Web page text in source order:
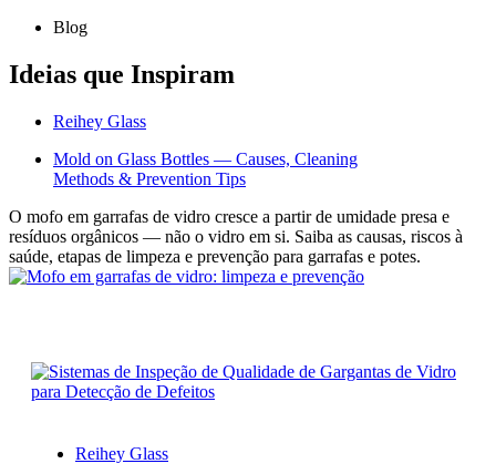
Blog
Ideias que Inspiram
Reihey Glass
Mold on Glass Bottles — Causes, Cleaning
Methods & Prevention Tips
O mofo em garrafas de vidro cresce a partir de umidade presa e
resíduos orgânicos — não o vidro em si. Saiba as causas, riscos à
saúde, etapas de limpeza e prevenção para garrafas e potes.
Reihey Glass